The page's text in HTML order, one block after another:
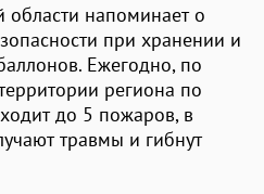
напоминает о
при хранении и
Ежегодно, по
региона по
до 5 пожаров, в
травмы и гибнут